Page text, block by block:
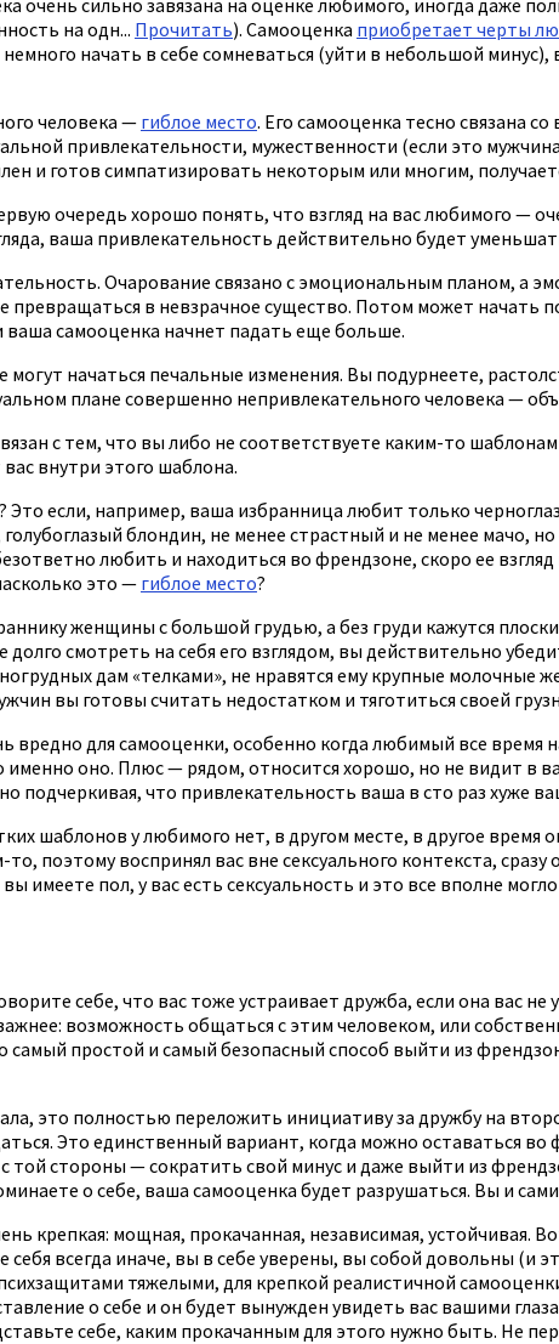
на одн... Прочитать). Самооценка приобретает черты
начать в себе сомневаться (уйти в небольшой
человека — гиблое место. Его самооценка тесно связана
привлекательности, мужественности (если это
и готов симпатизировать некоторым или многим,
очередь хорошо понять, что взгляд на вас любимого —
ваша привлекательность действительно будет
Очарование связано с эмоциональным планом, а
в невзрачное существо. Потом может начать
ваша самооценка начнет падать еще больше.
начаться печальные изменения. Вы подурнеете,
плане совершенно непривлекательного человека —
с тем, что вы либо не соответствуете каким-то
внутри этого шаблона.
если, например, ваша избранница любит только
блондин, не менее страстный и не менее мачо,
любить и находиться во френдзоне, скоро ее
это — гиблое место?
женщины с большой грудью, а без груди кажутся
долго смотреть на себя его взглядом, вы действительно
дам «телками», не нравятся ему крупные молочные
вы готовы считать недостатком и тяготиться своей
вредно для самооценки, особенно когда любимый все время
оно. Плюс — рядом, относится хорошо, но не видит в
подчеркивая, что привлекательность ваша в сто раз хуже
шаблонов у любимого нет, в другом месте, в другое время
поэтому воспринял вас вне сексуального контекста,
имеете пол, у вас есть сексуальность и это все вполне
себе, что вас тоже устраивает дружба, если она вас
возможность общаться с этим человеком, или
самый простой и самый безопасный способ выйти из
это полностью переложить инициативу за дружбу на
Это единственный вариант, когда можно оставаться во
той стороны — сократить свой минус и даже выйти из
о себе, ваша самооценка будет разрушаться. Вы и
крепкая: мощная, прокачанная, независимая, устойчивая.
себя всегда иначе, вы в себе уверены, вы собой довольны
тяжелыми, для крепкой реалистичной
о себе и он будет вынужден увидеть вас вашими
себе, каким прокачанным для этого нужно быть. Не